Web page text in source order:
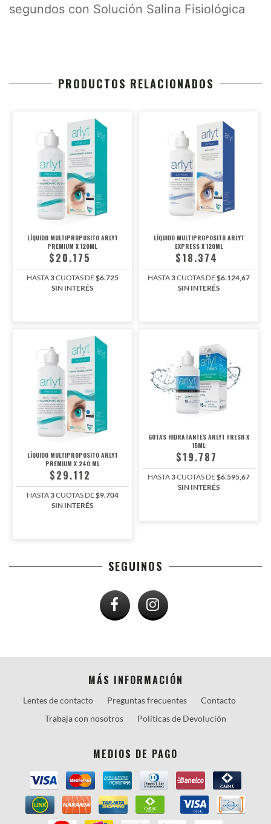
segundos con Solución Salina Fisiológica
PRODUCTOS RELACIONADOS
LÍQUIDO MULTIPROPOSITO ARLYT
PREMIUM X 120ML
$20.175
HASTA3CUOTAS DE$6.725
SIN INTERÉS
LÍQUIDO MULTIPROPOSITO ARLYT
EXPRESS X 120ML
$18.374
HASTA3CUOTAS DE$6.124,67
SIN INTERÉS
LÍQUIDO MULTIPROPOSITO ARLYT
PREMIUM X 240 ML
$29.112
HASTA3CUOTAS DE$9.704
SIN INTERÉS
GOTAS HIDRATANTES ARLYT FRESH X
15ML
$19.787
HASTA3CUOTAS DE$6.595,67
SIN INTERÉS
SEGUINOS
MÁS INFORMACIÓN
Lentes de contacto Preguntas frecuentes
Contacto
Trabaja con nosotros
Políticas de Devolución
MEDIOS DE PAGO